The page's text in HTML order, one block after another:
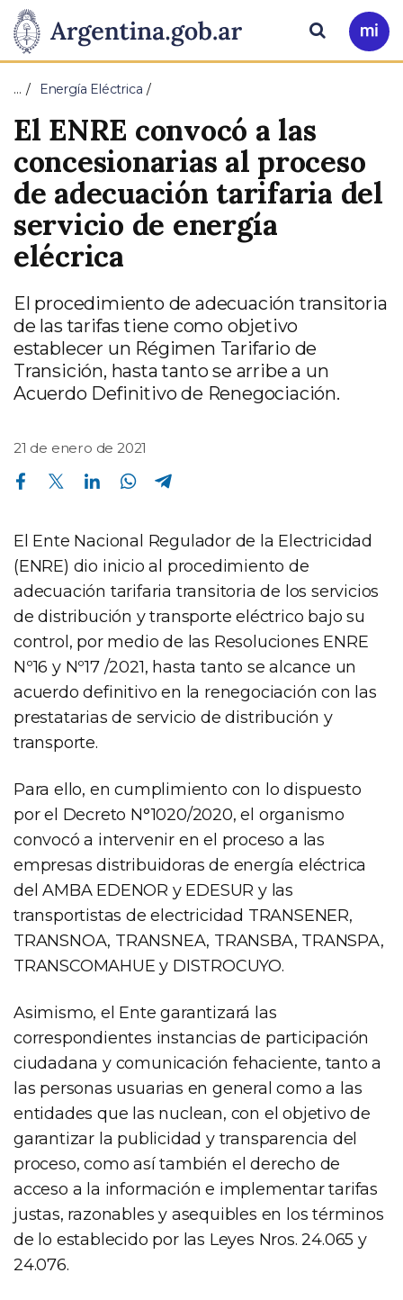
Presidencia
de
la
Nación
Pasar al contenido principal
Ir
a
Buscar
… Energía Eléctrica
El ENRE convocó a las
concesionarias al proceso
de adecuación tarifaria del
servicio de energía
elécrica
El procedimiento de adecuación transitoria
de las tarifas tiene como objetivo
establecer un Régimen Tarifario de
Transición, hasta tanto se arribe a un
Acuerdo Definitivo de Renegociación.
21 de enero de 2021
Compartir en Facebook Compartir en Twitter Compartir en Linkedin Compartir en Whatsapp
El Ente Nacional Regulador de la Electricidad
(ENRE) dio inicio al procedimiento de
adecuación tarifaria transitoria de los servicios
de distribución y transporte eléctrico bajo su
control, por medio de las Resoluciones ENRE
Nº16 y Nº17 /2021, hasta tanto se alcance un
acuerdo definitivo en la renegociación con las
prestatarias de servicio de distribución y
transporte.
Para ello, en cumplimiento con lo dispuesto
por el Decreto N°1020/2020, el organismo
convocó a intervenir en el proceso a las
empresas distribuidoras de energía eléctrica
del AMBA EDENOR y EDESUR y las
transportistas de electricidad TRANSENER,
TRANSNOA, TRANSNEA, TRANSBA, TRANSPA,
TRANSCOMAHUE y DISTROCUYO.
Asimismo, el Ente garantizará las
correspondientes instancias de participación
ciudadana y comunicación fehaciente, tanto a
las personas usuarias en general como a las
entidades que las nuclean, con el objetivo de
garantizar la publicidad y transparencia del
proceso, como así también el derecho de
acceso a la información e implementar tarifas
justas, razonables y asequibles en los términos
de lo establecido por las Leyes Nros. 24.065 y
24.076.